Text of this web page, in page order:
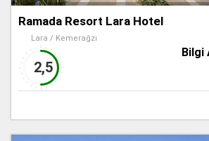
Ramada Resort Lara Hotel
Lara / Kemerağzı
2,5
Bilgi